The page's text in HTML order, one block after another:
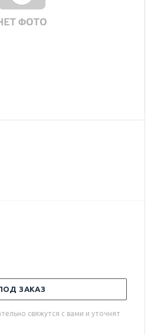
ЗАКАЗ
свяжутся с вами и уточнят